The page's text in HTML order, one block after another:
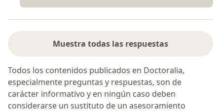
Muestra todas las respuestas
Todos los contenidos publicados en Doctoralia,
especialmente preguntas y respuestas, son de
carácter informativo y en ningún caso deben
considerarse un sustituto de un asesoramiento